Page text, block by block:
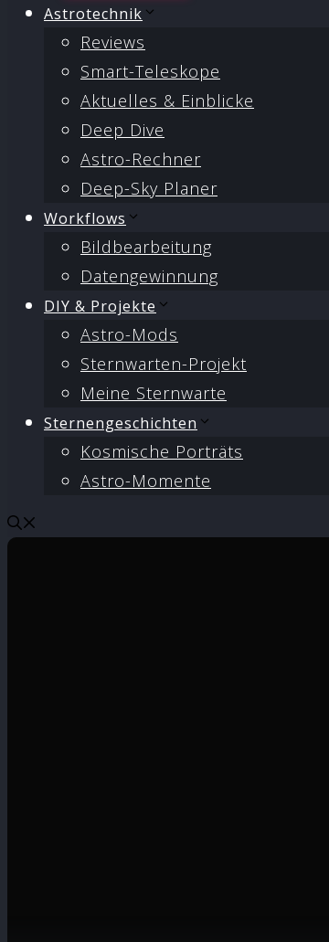
Astrotechnik
Reviews
Smart-Teleskope
Aktuelles & Einblicke
Deep Dive
Astro-Rechner
Deep-Sky Planer
Workflows
Bildbearbeitung
Datengewinnung
DIY & Projekte
Astro-Mods
Sternwarten-Projekt
Meine Sternwarte
Sternengeschichten
Kosmische Porträts
Astro-Momente